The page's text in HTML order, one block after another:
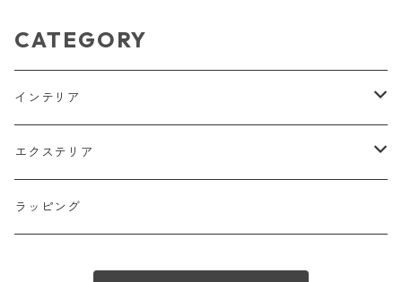
CATEGORY
インテリア
プランター
傘立て
エクステリア
プランター
ラッピング